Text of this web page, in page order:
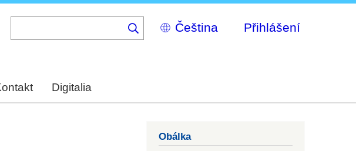
Select
your
Přihlášení
Digitalia
Obálka